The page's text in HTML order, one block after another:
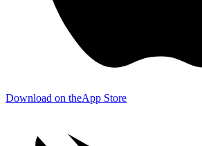
Download on theApp Store